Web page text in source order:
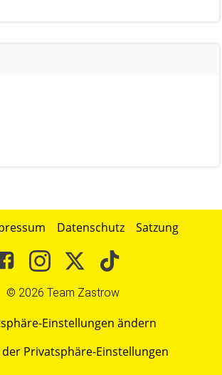
© 2026 Team Zastrow
Datenschutz Satzung
Einstellungen ändern
Privatsphäre-Einstellungen